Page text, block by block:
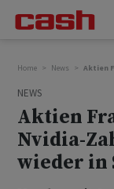
Home News Aktien
NEWS
Aktien
Nvidia-
wieder in